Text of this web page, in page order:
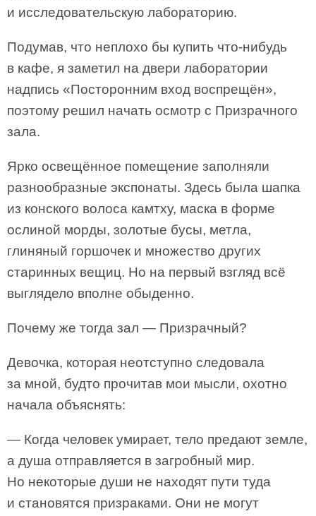
и исследовательскую лабораторию.
Подумав, что неплохо бы купить что-нибудь
в кафе, я заметил на двери лаборатории
надпись «Посторонним вход воспрещён»,
поэтому решил начать осмотр с Призрачного
зала.
Ярко освещённое помещение заполняли
разнообразные экспонаты. Здесь была шапка
из конского волоса камтху, маска в форме
ослиной морды, золотые бусы, метла,
глиняный горшочек и множество других
старинных вещиц. Но на первый взгляд всё
выглядело вполне обыденно.
Почему же тогда зал — Призрачный?
Девочка, которая неотступно следовала
за мной, будто прочитав мои мысли, охотно
начала объяснять:
— Когда человек умирает, тело предают земле,
а душа отправляется в загробный мир.
Но некоторые души не находят пути туда
и становятся призраками. Они не могут